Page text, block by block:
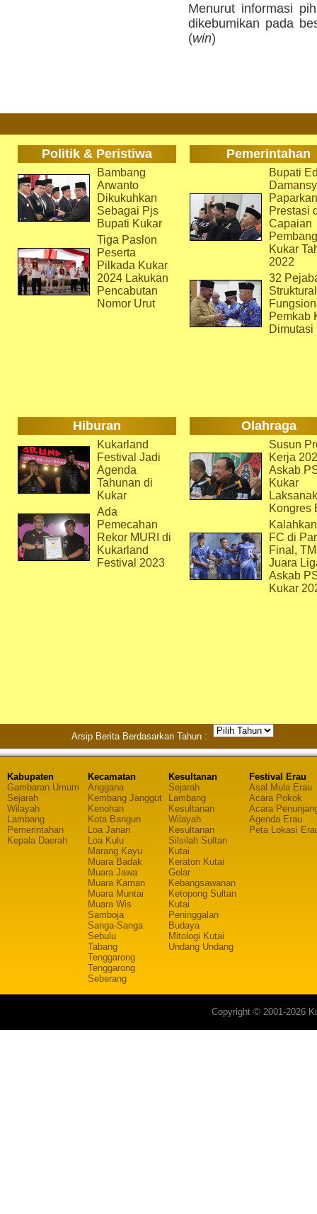
Menurut informasi
dikebumikan pada
(win)
Politik & Peristiwa Pemerintahan
Bambang
Arwanto
Dikukuhkan
Sebagai Pjs
Bupati Kukar
Tiga Paslon
Peserta
Pilkada Kukar
2024 Lakukan
Pencabutan
Nomor Urut
Bupati
Paparkan
Prestasi
Capaian
Kukar
2022
32
Pemkab
Dimutasi
Hiburan Olahraga
Kukarland
Festival Jadi
Agenda
Tahunan di
Kukar
Ada
Pemecahan
Rekor MURI di
Kukarland
Festival 2023
Susun
Kerja
Askab
Kukar
Kongres
FC di
Final,
Juara
Askab
Kukar
Arsip Berita Berdasarkan Tahun :
Kabupaten
Gambaran Umum
Sejarah
Wilayah
Lambang
Pemerintahan
Kepala Daerah
Kecamatan
Anggana
Kembang Janggut
Kenohan
Kota Bangun
Loa Janan
Loa Kulu
Marang Kayu
Muara Badak
Muara Jawa
Muara Kaman
Muara Muntai
Muara Wis
Samboja
Sanga-Sanga
Sebulu
Tabang
Tenggarong
Tenggarong
Seberang
Kesultanan
Sejarah
Lambang
Kesultanan
Wilayah
Kesultanan
Silsilah Sultan
Kutai
Keraton Kutai
Gelar
Kebangsawanan
Ketopong Sultan
Kutai
Peninggalan
Budaya
Mitologi Kutai
Undang Undang
Festival Erau
Asal Mula Erau
Acara Pokok
Acara
Agenda Erau
Peta Lokasi
Copyright © 2001-2026